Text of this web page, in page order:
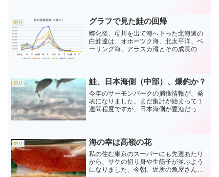
組直し、サンドポールも、少しだけ再塗
装しました。 整備するとき...
釣り グラフで見た鮭の回帰
孵化後、母川を出て海へ下った北海道の
白鮭達は、オホーツク海、北太平洋、ベ
ーリング海、アラスカ湾とその成長の場
グラフ化してみました。今...
釣り 鮭、日本海側（中部）、爆釣か？
今年のサーモンパークの捕獲情報が、発
表になりました。まだ集計が始まって１
週間程度ですが、日本海側が豊漁だった
が、とても重そうです。 作業中...
釣り 海の幸は高嶺の花
私の住む東京のスーパーにも先週あたり
から、サケの切り身や生筋子が並ぶよう
になりました。今朝、近所の魚屋さんに